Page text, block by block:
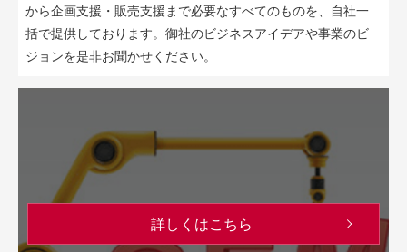
から企画支援・販売支援まで必要なすべてのものを、自社一
括で提供しております。御社のビジネスアイデアや事業のビ
ジョンを是非お聞かせください。
詳しくはこちら